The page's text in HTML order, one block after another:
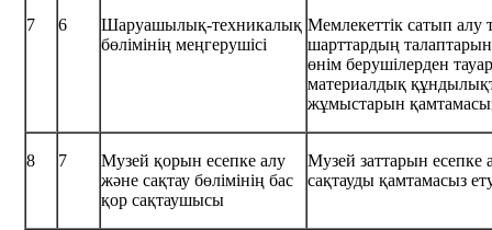
7 6
Шаруашылық-техникалық
бөлімінің меңгерушісі
Мемлекеттік сатып алу
шарттардың
өнім берушілерден
материалдық
жұмыстарын
8 7
Музей қорын есепке алу
және сақтау бөлімінің бас
қор сақтаушысы
Музей заттарын есепке
сақтауды қамтамасыз